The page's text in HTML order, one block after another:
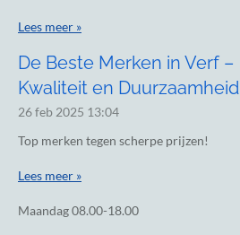
Lees meer »
De Beste Merken in Verf –
Kwaliteit en Duurzaamheid
26 feb 2025 13:04
Top merken tegen scherpe prijzen!
Lees meer »
Maandag08.00-18.00